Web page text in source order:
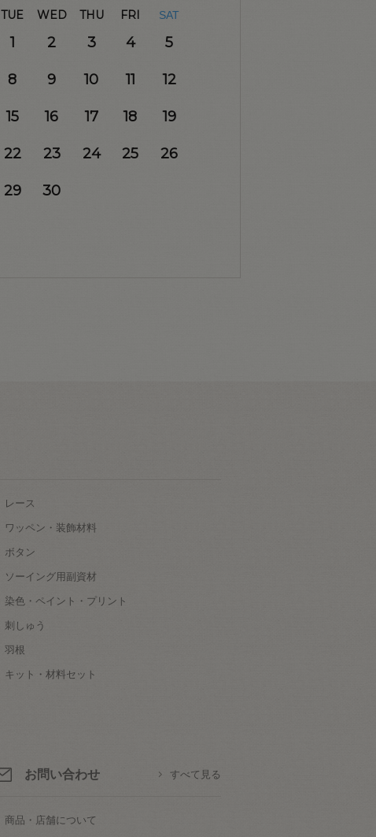
TUE WED THU FRI SAT
1 2 3 4 5
8 9 10 11 12
15 16 17 18 19
22 23 24 25 26
29 30
レース
ワッペン・装飾材料
ボタン
ソーイング用副資材
染色・ペイント・プリント
刺しゅう
羽根
キット・材料セット
お問い合わせ すべて見る
商品・店舗について